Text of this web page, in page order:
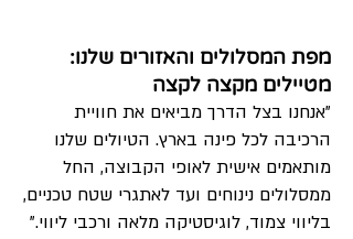
מפת המסלולים והאזורים שלנו:
מטיילים מקצה לקצה
"אנחנו בצל הדרך מביאים את חוויית
הרכיבה לכל פינה בארץ. הטיולים שלנו
מותאמים אישית לאופי הקבוצה, החל
ממסלולים נינוחים ועד לאתגרי שטח טכניים,
בליווי צמוד, לוגיסטיקה מלאה ורכבי ליווי."